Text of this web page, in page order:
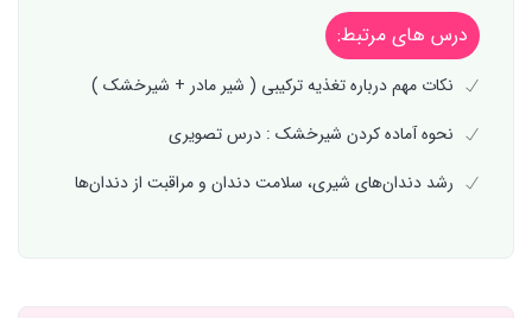
درس های مرتبط:
نکات مهم درباره تغذیه ترکیبی ( شیر مادر + شیرخشک )
نحوه آماده کردن شیرخشک : درس تصویری
رشد دندان‌های شیری، سلامت دندان و مراقبت از دندان‌ها